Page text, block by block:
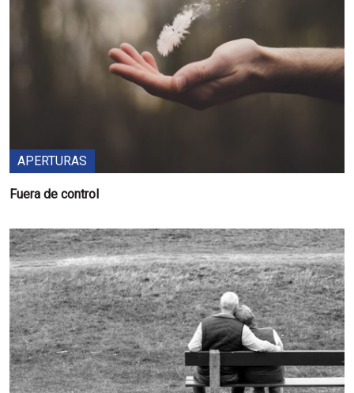
APERTURAS
Fuera de control